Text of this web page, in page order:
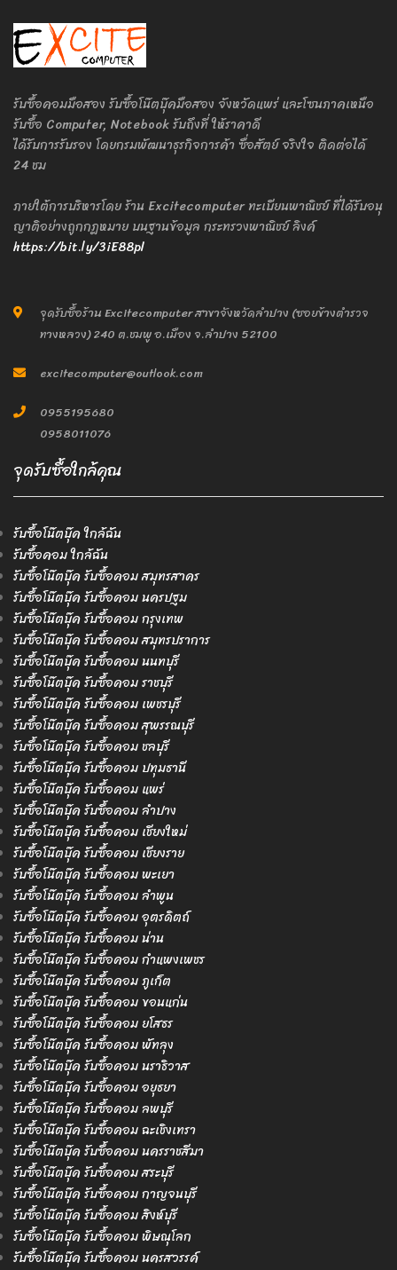
รับซื้อคอมมือสอง รับซื้อโน๊ตบุ๊คมือสอง จังหวัดแพร่ และโซนภาคเหนือ
รับซื้อ Computer, Notebook รับถึงที่ ให้ราคาดี
ได้รับการรับรอง โดยกรมพัฒนาธุรกิจการค้า ซื่อสัตย์ จริงใจ ติดต่อได้
24 ชม
ภายใต้การบริหารโดย ร้าน Excitecomputer ทะเบียนพาณิชย์ ที่ได้รับอนุ
ญาติอย่างถูกกฎหมาย บนฐานข้อมูล กระทรวงพาณิชย์ ลิงค์
https://bit.ly/3iE88pl
จุดรับซื้อร้าน Excitecomputer สาขาจังหวัดลำปาง (ซอยข้างตำรวจ
ทางหลวง) 240 ต.ชมพู อ.เมือง จ.ลำปาง 52100
excitecomputer@outlook.com
0955195680
0958011076
จุดรับซื้อใกล้คุณ
รับซื้อโน๊ตบุ๊ค ใกล้ฉัน
รับซื้อคอม ใกล้ฉัน
รับซื้อโน๊ตบุ๊ค รับซื้อคอม สมุทรสาคร
รับซื้อโน๊ตบุ๊ค รับซื้อคอม นครปฐม
รับซื้อโน๊ตบุ๊ค รับซื้อคอม กรุงเทพ
รับซื้อโน๊ตบุ๊ค รับซื้อคอม สมุทรปราการ
รับซื้อโน๊ตบุ๊ค รับซื้อคอม นนทบุรี
รับซื้อโน๊ตบุ๊ค รับซื้อคอม ราชบุรี
รับซื้อโน๊ตบุ๊ค รับซื้อคอม เพชรบุรี
รับซื้อโน๊ตบุ๊ค รับซื้อคอม สุพรรณบุรี
รับซื้อโน๊ตบุ๊ค รับซื้อคอม ชลบุรี
รับซื้อโน๊ตบุ๊ค รับซื้อคอม ปทุมธานี
รับซื้อโน๊ตบุ๊ค รับซื้อคอม แพร่
รับซื้อโน๊ตบุ๊ค รับซื้อคอม ลำปาง
รับซื้อโน๊ตบุ๊ค รับซื้อคอม เชียงใหม่
รับซื้อโน๊ตบุ๊ค รับซื้อคอม เชียงราย
รับซื้อโน๊ตบุ๊ค รับซื้อคอม พะเยา
รับซื้อโน๊ตบุ๊ค รับซื้อคอม ลำพูน
รับซื้อโน๊ตบุ๊ค รับซื้อคอม อุตรดิตถ์
รับซื้อโน๊ตบุ๊ค รับซื้อคอม น่าน
รับซื้อโน๊ตบุ๊ค รับซื้อคอม กำแพงเพชร
รับซื้อโน๊ตบุ๊ค รับซื้อคอม ภูเก็ต
รับซื้อโน๊ตบุ๊ค รับซื้อคอม ขอนแก่น
รับซื้อโน๊ตบุ๊ค รับซื้อคอม ยโสธร
รับซื้อโน๊ตบุ๊ค รับซื้อคอม พัทลุง
รับซื้อโน๊ตบุ๊ค รับซื้อคอม นราธิวาส
รับซื้อโน๊ตบุ๊ค รับซื้อคอม อยุธยา
รับซื้อโน๊ตบุ๊ค รับซื้อคอม ลพบุรี
รับซื้อโน๊ตบุ๊ค รับซื้อคอม ฉะเชิงเทรา
รับซื้อโน๊ตบุ๊ค รับซื้อคอม นครราชสีมา
รับซื้อโน๊ตบุ๊ค รับซื้อคอม สระบุรี
รับซื้อโน๊ตบุ๊ค รับซื้อคอม กาญจนบุรี
รับซื้อโน๊ตบุ๊ค รับซื้อคอม สิงห์บุรี
รับซื้อโน๊ตบุ๊ค รับซื้อคอม พิษณุโลก
รับซื้อโน๊ตบุ๊ค รับซื้อคอม นครสวรรค์